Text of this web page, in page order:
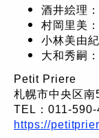
酒井絵理
村岡里美
小林美由
大和秀嗣
Petit Priere
札幌市中央区
TEL：011-
https://